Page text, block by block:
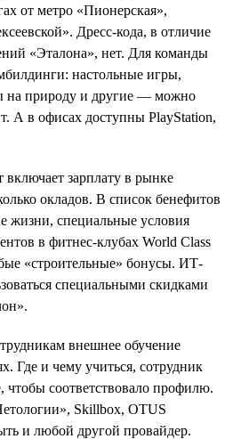
от метро «Пионерская»,
Дресс-кода, в отличие
«Эталона», нет. Для команды
настольные игры,
на природу и другие — можно
А в офисах доступны PlayStation,
зарплату в рынке
окладов. В список бенефитов
жизни, специальные условия
в фитнес-клубах World Class
«строительные» бонусы. ИТ-
специальными скидками
внешнее обучение
Где и чему учиться, сотрудник
соответствовало профилю.
Skillbox, OTUS
и любой другой провайдер.